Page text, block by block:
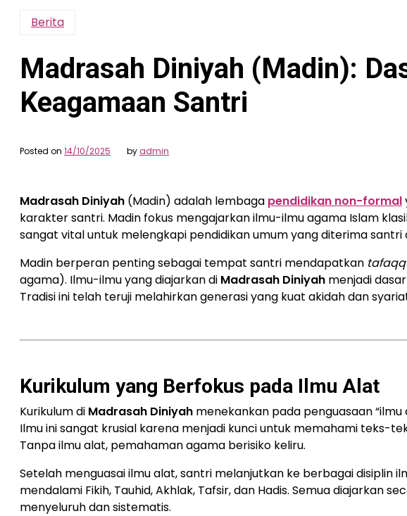
Berita
Madrasah Diniyah (Madin):
Keagamaan Santri
Posted on 14/10/2025 byadmin
Madrasah Diniyah (Madin) adalah lembaga pendidikan non-formal
karakter santri. Madin fokus mengajarkan ilmu-ilmu agama Islam
sangat vital untuk melengkapi pendidikan umum yang diterima santri
Madin berperan penting sebagai tempat santri mendapatkan
agama). Ilmu-ilmu yang diajarkan di Madrasah Diniyah menjadi
Tradisi ini telah teruji melahirkan generasi yang kuat akidah dan
Kurikulum yang Berfokus pada Ilmu Alat
Kurikulum di Madrasah Diniyah menekankan pada penguasaan
Ilmu ini sangat krusial karena menjadi kunci untuk memahami teks-
Tanpa ilmu alat, pemahaman agama berisiko keliru.
Setelah menguasai ilmu alat, santri melanjutkan ke berbagai disiplin
mendalami Fikih, Tauhid, Akhlak, Tafsir, dan Hadis. Semua diajarkan
menyeluruh dan sistematis.